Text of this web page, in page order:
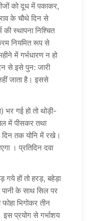
को दूध में पकाकर,
के चौथे दिन से
स्थापना निश्चित
नियमित रूप से
में गर्भधारण न हो
से इसे पुन: जारी
जाता है। इससे
भर गई हो तो थोड़ी-
में पीसकर तथा
तक योनि में रखे।
। प्रतिदिन दवा
गये हों तो हरड़, बहेड़ा
के साथ सिल पर
भिगोकर तीन
इस प्रयोग से गर्भाशय